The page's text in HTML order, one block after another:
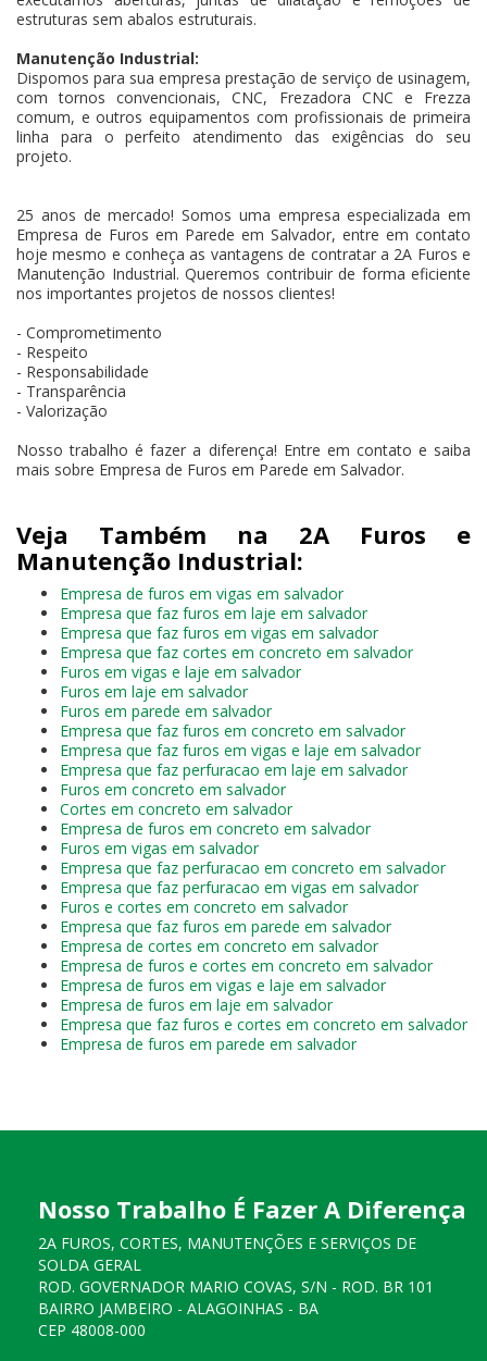
estruturas sem abalos estruturais.
Manutenção Industrial:
Dispomos para sua empresa prestação de serviço de usinagem,
com tornos convencionais, CNC, Frezadora CNC e Frezza
comum, e outros equipamentos com profissionais de primeira
linha para o perfeito atendimento das exigências do seu
projeto.
25 anos de mercado! Somos uma empresa especializada em
Empresa de Furos em Parede em Salvador, entre em contato
hoje mesmo e conheça as vantagens de contratar a 2A Furos e
Manutenção Industrial. Queremos contribuir de forma eficiente
nos importantes projetos de nossos clientes!
- Comprometimento
- Respeito
- Responsabilidade
- Transparência
- Valorização
Nosso trabalho é fazer a diferença! Entre em contato e saiba
mais sobre Empresa de Furos em Parede em Salvador.
Veja Também na 2A Furos e
Manutenção Industrial:
Empresa de furos em vigas em salvador
Empresa que faz furos em laje em salvador
Empresa que faz furos em vigas em salvador
Empresa que faz cortes em concreto em salvador
Furos em vigas e laje em salvador
Furos em laje em salvador
Furos em parede em salvador
Empresa que faz furos em concreto em salvador
Empresa que faz furos em vigas e laje em salvador
Empresa que faz perfuracao em laje em salvador
Furos em concreto em salvador
Cortes em concreto em salvador
Empresa de furos em concreto em salvador
Furos em vigas em salvador
Empresa que faz perfuracao em concreto em salvador
Empresa que faz perfuracao em vigas em salvador
Furos e cortes em concreto em salvador
Empresa que faz furos em parede em salvador
Empresa de cortes em concreto em salvador
Empresa de furos e cortes em concreto em salvador
Empresa de furos em vigas e laje em salvador
Empresa de furos em laje em salvador
Empresa que faz furos e cortes em concreto em salvador
Empresa de furos em parede em salvador
Nosso Trabalho É Fazer A Diferença
2A FUROS, CORTES, MANUTENÇÕES E SERVIÇOS DE
SOLDA GERAL
ROD. GOVERNADOR MARIO COVAS, S/N - ROD. BR 101
BAIRRO JAMBEIRO - ALAGOINHAS - BA
CEP 48008-000